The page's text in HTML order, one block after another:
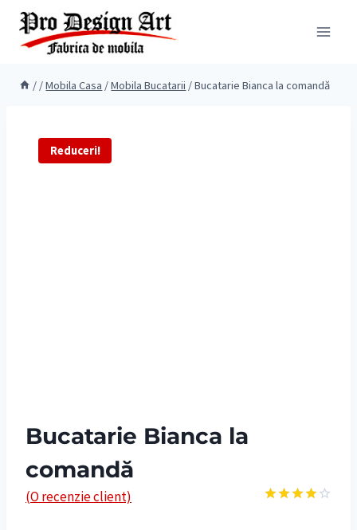
Skip
content
/ /Mobila Casa /Mobila Bucatarii /Bucatarie Bianca la comandă
Reduceri!
Bucatarie Bianca la
comandă
(O recenzie client)